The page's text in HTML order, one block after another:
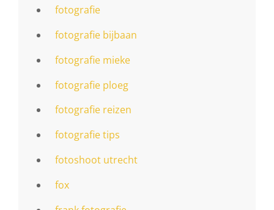
fotografie
fotografie bijbaan
fotografie mieke
fotografie ploeg
fotografie reizen
fotografie tips
fotoshoot utrecht
fox